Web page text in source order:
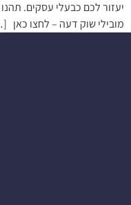
יעזור לכם כבעלי עסקים.
מובילי שוק דעה – לחצו כאן